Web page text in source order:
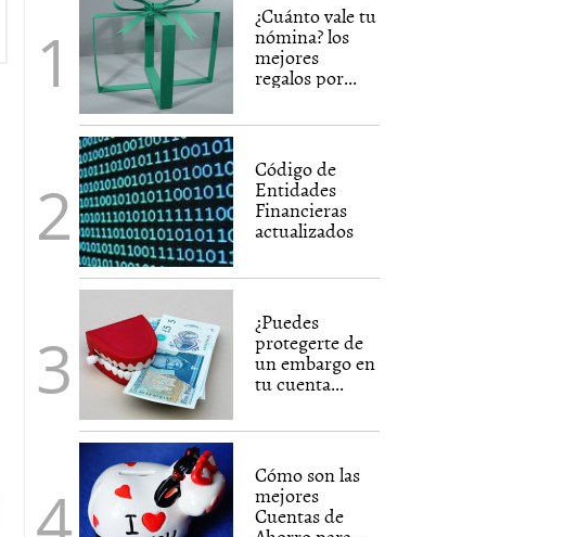
¿Cuánto vale tu
nómina? los
mejores
regalos por...
Código de
Entidades
Financieras
actualizados
¿Puedes
protegerte de
un embargo en
tu cuenta...
Cómo son las
mejores
Cuentas de